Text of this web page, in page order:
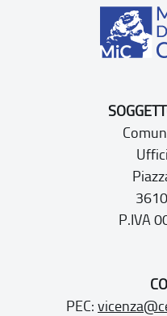
P.IVA
PEC: